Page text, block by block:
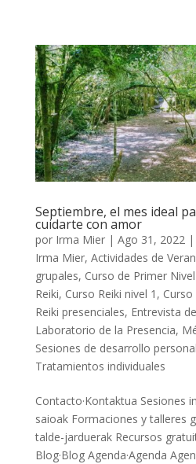
Septiembre, el mes ideal
cuidarte con amor
por Irma Mier| Ago 31, 2022|
Irma Mier, Actividades de
grupales, Curso de Primer
Reiki, Curso Reiki nivel 1 , Curso
Reiki presenciales, Entrevista
Laboratorio de la Presencia,
Sesiones de desarrollo personal
Tratamientos individuales
Contacto·Kontaktua Sesiones
saioak Formaciones y talleres
talde-jarduerak Recursos
Blog·Blog Agenda·Agenda